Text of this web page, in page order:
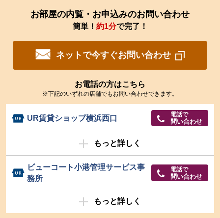
お部屋の内覧・お申込みのお問い合わせ
簡単！ 約1分で完了！
ネットで今すぐお問い合わせ
お電話の方はこちら
※下記のいずれの店舗でもお問い合わせできます。
UR賃貸ショップ横浜西口 電話で
問い合わせ
もっと詳しく
ビューコート小港管理サービス事
務所
電話で
問い合わせ
もっと詳しく